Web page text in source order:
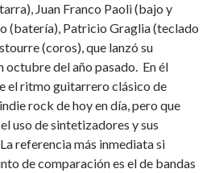
Juan Franco Paoli (bajo y
(batería), Patricio Graglia (teclado
(coros), que lanzó su
del año pasado. En él
el ritmo guitarrero clásico de
rock de hoy en día, pero que
uso de sintetizadores y sus
referencia más inmediata si
de comparación es el de bandas